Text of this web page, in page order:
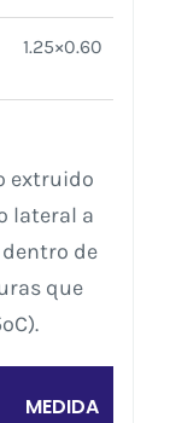
1.25×0.60
extruido
lateral a
de
que
MEDIDA